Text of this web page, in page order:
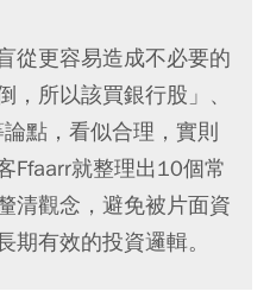
從更容易造成不必要的
，所以該買銀行股」、
點，看似合理，實則
Ffaarr就整理出10個常
清觀念，避免被片面資
期有效的投資邏輯。